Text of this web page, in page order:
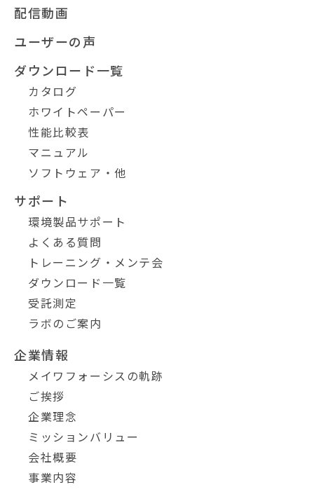
配信動画
ユーザーの声
ダウンロード一覧
カタログ
ホワイトペーパー
性能比較表
マニュアル
ソフトウェア・他
サポート
環境製品サポート
よくある質問
トレーニング・メンテ会
ダウンロード一覧
受託測定
ラボのご案内
企業情報
メイワフォーシスの軌跡
ご挨拶
企業理念
ミッションバリュー
会社概要
事業内容